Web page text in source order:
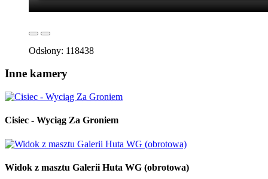
Odsłony: 118438
Inne kamery
Cisiec - Wyciąg Za Groniem
Widok z masztu Galerii Huta WG (obrotowa)